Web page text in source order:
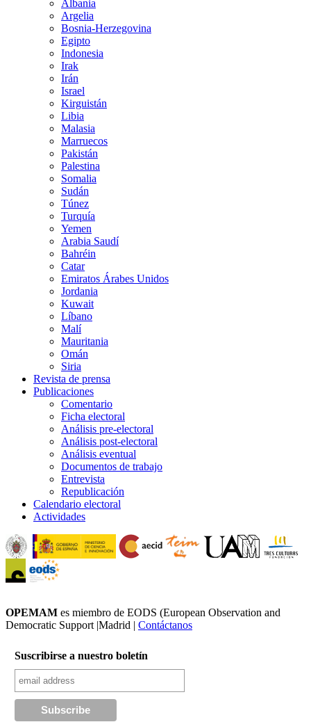
Albania
Argelia
Bosnia-Herzegovina
Egipto
Indonesia
Irak
Irán
Israel
Kirguistán
Libia
Malasia
Marruecos
Pakistán
Palestina
Somalia
Sudán
Túnez
Turquía
Yemen
Arabia Saudí
Bahréin
Catar
Emiratos Árabes Unidos
Jordania
Kuwait
Líbano
Malí
Mauritania
Omán
Siria
Revista de prensa
Publicaciones
Comentario
Ficha electoral
Análisis pre-electoral
Análisis post-electoral
Análisis eventual
Documentos de trabajo
Entrevista
Republicación
Calendario electoral
Actividades
OPEMAM es miembro de EODS (European Observation and
Democratic Support |Madrid | Contáctanos
Suscribirse a nuestro boletín